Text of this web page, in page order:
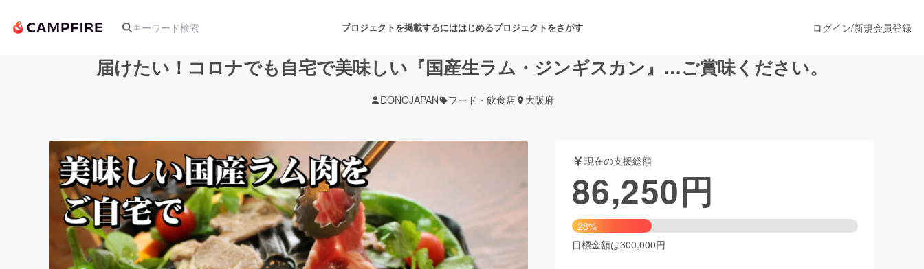
プロジェクトを掲載するにははじめるプロジェクトをさがす
アート・写真 音楽 舞台・パフォーマンス
テクノロジー・ガジェット ゲーム・サービス開発 フード・飲食店 ファッション
映像・映画 書籍・雑誌出版
ログイン/新規会員登録
届けたい！コロナでも自宅で美味しい『国産生ラム・ジンギスカン』…ご賞味ください。
DONOJAPAN フード・飲食店 大阪府
現在の支援総額
86,250円
28%
目標金額は300,000円